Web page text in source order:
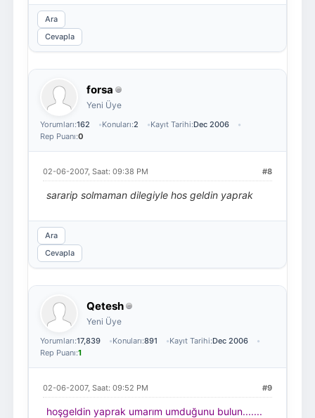
Ara
Cevapla
forsa
Yeni Üye
Yorumları:162 Konuları:2 Kayıt Tarihi:Dec 2006
Rep Puanı:0
#8
02-06-2007, Saat: 09:38 PM
sararip solmaman dilegiyle hos geldin yaprak
Ara
Cevapla
Qetesh
Yeni Üye
Yorumları:17,839 Konuları:891 Kayıt Tarihi:Dec 2006
Rep Puanı:1
#9
02-06-2007, Saat: 09:52 PM
hoşgeldin yaprak umarım umduğunu bulun.......